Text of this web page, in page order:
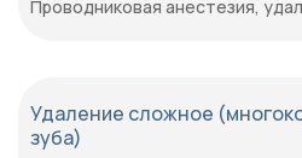
Проводниковая анестезия,
Удаление сложное
зуба)